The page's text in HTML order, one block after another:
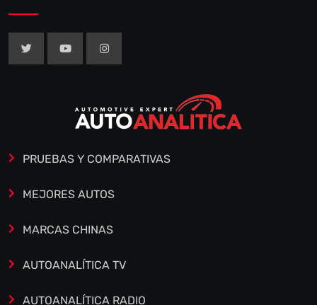
PRUEBAS Y COMPARATIVAS
MEJORES AUTOS
MARCAS CHINAS
AUTOANALÍTICA TV
AUTOANALÍTICA RADIO